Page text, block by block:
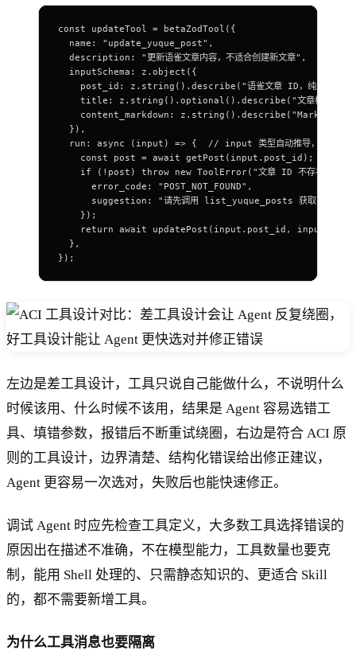
const updateTool = betaZodTool ({
  name
: "update_yuque_post" ,
  description
: "更新语雀文章内容，不适合创建新文章" ,
  inputSchema
: z . object ({
    post_id
: z . string () . describe ( "语雀文章 ID，纯数字字
    title
: z . string () . optional () . describe ( "文章标题，不
    content_markdown
: z . string () . describe ( "Markdown
  }),
  run
: async ( input ) => { // input 类型自动推导，问题尽量
    const
post = await getPost ( input . post_id );
    if
( ! post ) throw new ToolError( "文章 ID 不存在"
      error_code
: "POST_NOT_FOUND" ,
      suggestion
: "请先调用 list_yuque_posts 获取有效的
    });
    return
await updatePost ( input . post_id , input
  },
});
左边是差工具设计，工具只说自己能做什么，不说明什么
时候该用、什么时候不该用，结果是 Agent 容易选错工
具、填错参数，报错后不断重试绕圈，右边是符合 ACI 原
则的工具设计，边界清楚、结构化错误给出修正建议，
Agent 更容易一次选对，失败后也能快速修正。
调试 Agent 时应先检查工具定义，大多数工具选择错误的
原因出在描述不准确，不在模型能力，工具数量也要克
制，能用 Shell 处理的、只需静态知识的、更适合 Skill
的，都不需要新增工具。
为什么工具消息也要隔离